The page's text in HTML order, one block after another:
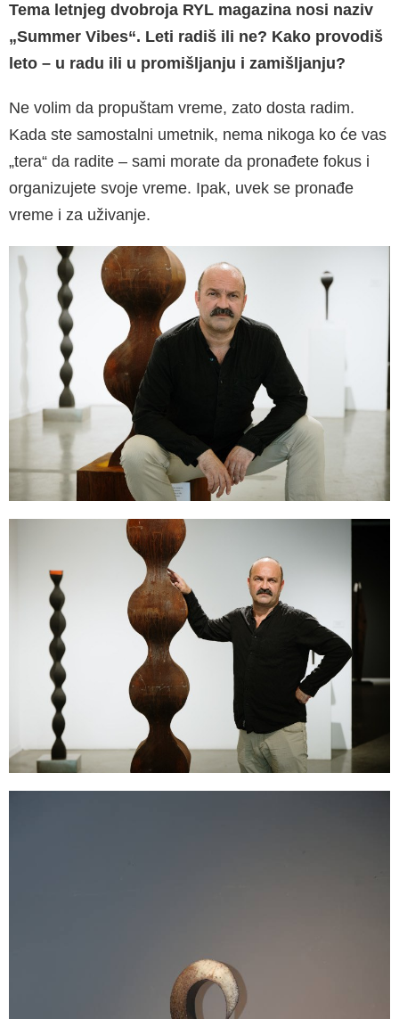
Tema letnjeg dvobroja RYL magazina nosi naziv
„Summer Vibes“. Leti radiš ili ne? Kako provodiš
leto – u radu ili u promišljanju i zamišljanju?
Ne volim da propuštam vreme, zato dosta radim.
Kada ste samostalni umetnik, nema nikoga ko će vas
„tera“ da radite – sami morate da pronađete fokus i
organizujete svoje vreme. Ipak, uvek se pronađe
vreme i za uživanje.